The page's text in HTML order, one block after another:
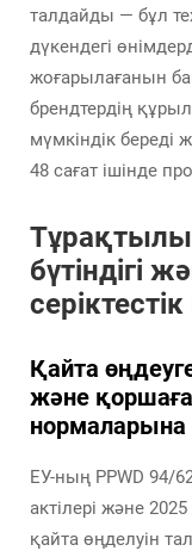
талдайды — бұл
дүкендегі
жоғарылағанын
брендтердің
мүмкіндік береді
48 сағат ішінде
бүтіндігі
Қайта
және
нормаларына
ЕУ-ның PPWD 94/
актілері және
қайта өңделуін